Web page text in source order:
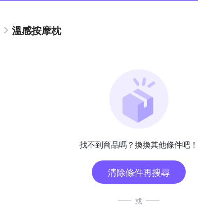
溫感按摩枕
找不到商品嗎？換換其他條件吧！
清除條件再搜尋
或